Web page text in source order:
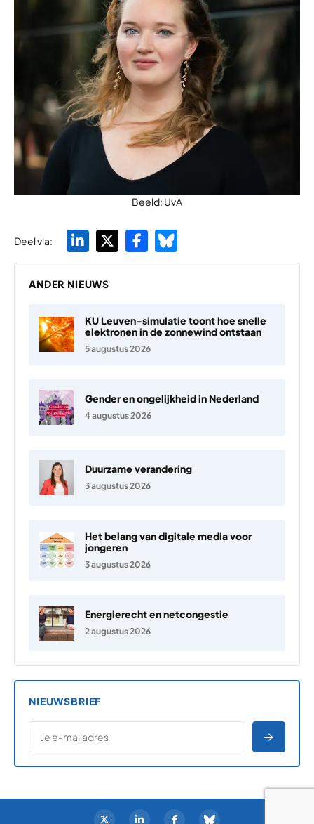
Beeld: UvA
Deel via:
ANDER NIEUWS
KU Leuven-simulatie toont hoe snelle
elektronen in de zonnewind ontstaan
5 augustus 2026
Gender en ongelijkheid in Nederland
4 augustus 2026
Duurzame verandering
3 augustus 2026
Het belang van digitale media voor
jongeren
3 augustus 2026
Energierecht en netcongestie
2 augustus 2026
NIEUWSBRIEF
E-MAILADRES
*